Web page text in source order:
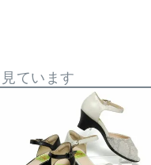
ています